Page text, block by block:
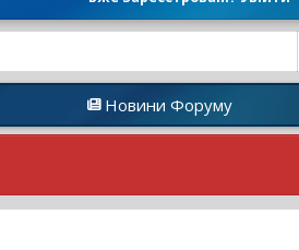
Новини Форуму